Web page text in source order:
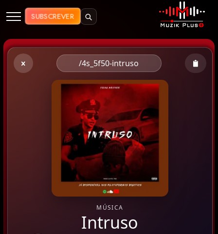
Muzik Plus AO - Streaming de
SUBSCREVER
/4s_5f50-intruso
MÚSICA
Intruso